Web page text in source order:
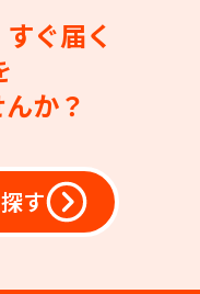
ぐ届く
か？
す